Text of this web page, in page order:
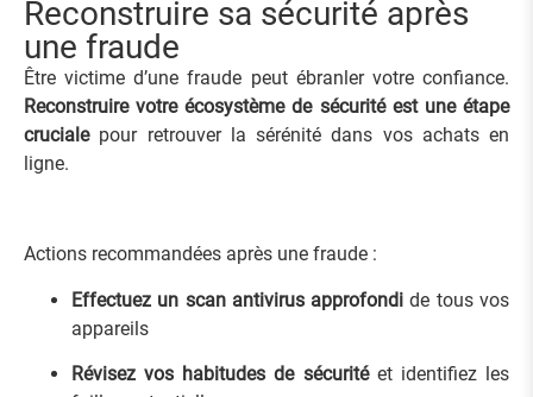
Reconstruire sa sécurité après
une fraude
Être victime d’une fraude peut ébranler votre confiance.
Reconstruire votre écosystème de sécurité est une étape
crucialepour retrouver la sérénité dans vos achats en
ligne.
Actions recommandées après une fraude :
Effectuez un scan antivirus approfondi de tous vos
appareils
Révisez vos habitudes de sécuritéet identifiez les